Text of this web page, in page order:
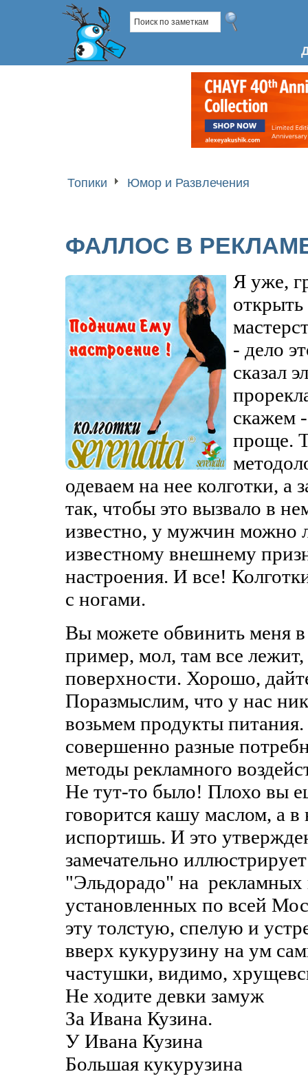
Топики Юмор и Развлечения
ФАЛЛОС В
Я уже,
- дело
сказал
скажем
проще.
одеваем на нее колготки, а
так, чтобы это вызвало в
известно, у мужчин можно
известному внешнему
настроения. И все!
с ногами.
Вы можете обвинить меня
пример, мол, там все
поверхности. Хорошо,
Поразмыслим, что у нас
возьмем продукты
совершенно разные
методы рекламного
Не тут-то было! Плохо вы
говорится кашу маслом, а
испортишь. И это
замечательно
"Эльдорадо" на
установленных по всей
эту толстую, спелую и
вверх кукурузину на ум
частушки, видимо,
Не ходите девки замуж
За Ивана Кузина.
У Ивана Кузина
Большая кукурузина